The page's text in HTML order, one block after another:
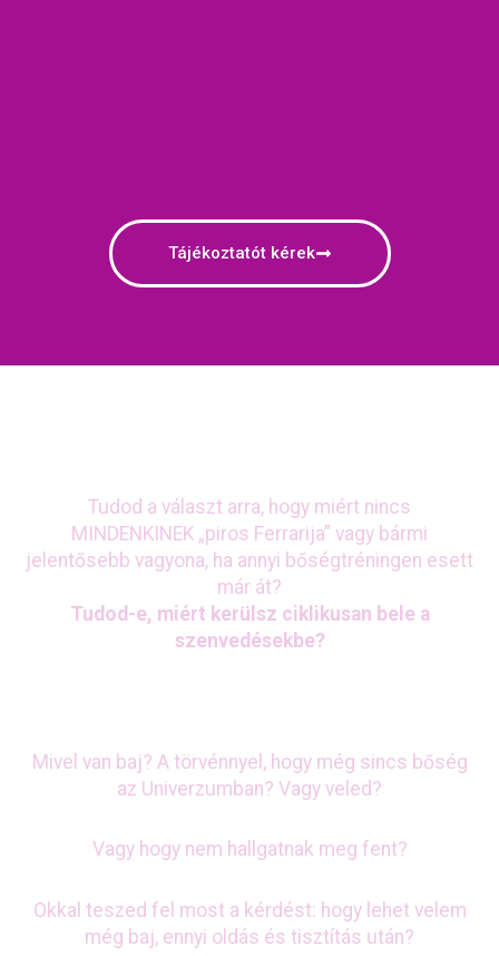
Tájékoztatót kérek
Tudod a választ arra, hogy miért nincs
MINDENKINEK „piros Ferrarija” vagy bármi
jelentősebb vagyona, ha annyi bőségtréningen esett
már át?
Tudod-e, miért kerülsz ciklikusan bele a
szenvedésekbe?
Mivel van baj? A törvénnyel, hogy még sincs bőség
az Univerzumban? Vagy veled?
Vagy hogy nem hallgatnak meg fent?
Okkal teszed fel most a kérdést: hogy lehet velem
még baj, ennyi oldás és tisztítás után?